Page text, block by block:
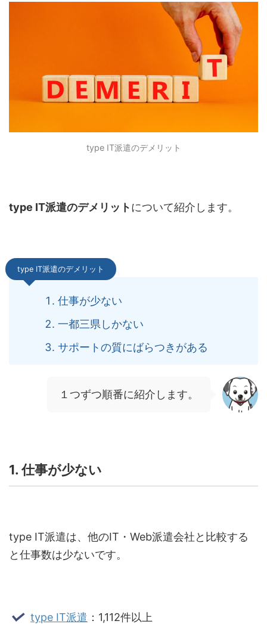
type IT派遣のデメリット
type IT派遣のデメリットについて紹介します。
type IT派遣のデメリット
仕事が少ない
一都三県しかない
サポートの質にばらつきがある
１つずつ順番に紹介します。
1. 仕事が少ない
type IT派遣は、他のIT ・ Web派遣会社と比較する
と仕事数は少ないです。
type IT派遣 ： 1,112件以上